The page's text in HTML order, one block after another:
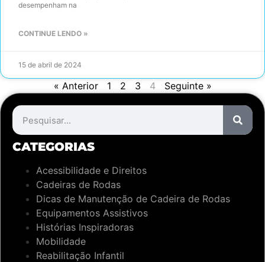
desempenham na
CONTINUE LENDO »
15 de abril de 2024
« Anterior 1 2 3 4 Seguinte »
CATEGORIAS
Acessibilidade e Direitos
Cadeiras de Rodas
Dicas de Manutenção de Cadeira de Rodas
Equipamentos Assistivos
Histórias Inspiradoras
Mobilidade
Reabilitação Infantil